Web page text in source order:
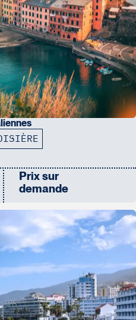
Prix sur
demande